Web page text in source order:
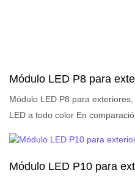
Módulo LED P8 para
Módulo LED P8 para
LED a todo color En
mercado, tiene ventajas
términos de rendimiento,
buena reputación en el
Módulo LED P10 para